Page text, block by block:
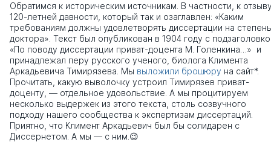
Обратимся к историческим источникам. В частности, к
120-летней давности, который так и озаглавлен: «Каким
требованиям должны удовлетворять диссертации на степень
доктора». Текст был опубликован в 1904 году с
«По поводу диссертации приват-доцента М. Голенкина…» и
принадлежал перу русского ученого, биолога Климента
Аркадьевича Тимирязева. Мы выложили брошюру на сайт*.
Прочитать, какую выволочку устроил Тимирязев приват-
доценту, — отдельное удовольствие. А мы процитируем
несколько выдержек из этого текста, столь созвучного
подходу нашего сообщества к экспертизам диссертаций.
Приятно, что Климент Аркадьевич был бы солидарен с
Диссернетом. А мы — с ним.😉